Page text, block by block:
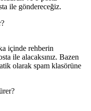
ile göndereceğiz.
içinde rehberin
ile alacaksınız. Bazen
olarak spam klasörüne